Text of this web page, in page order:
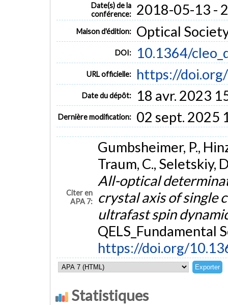
Date(s) de la
conférence:
2018-05-13 -
Maison d'édition: Optical
DOI: 10.1364/
URL officielle: https://
Date du dépôt: 18 avr. 2023
Dernière modification: 02 sept. 2025
Citer en
APA 7:
Gumbsheimer, P.,
Traum, C., Seletskiy,
All-optical
crystal axis of single
ultrafast spin
QELS_Fundamental
https://doi.org/
Statistiques